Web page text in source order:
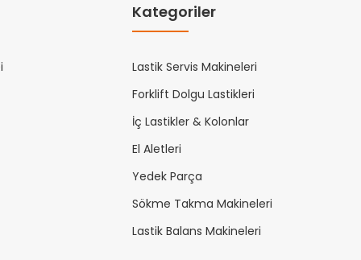
Kategoriler
Lastik Servis Makineleri
Forklift Dolgu Lastikleri
İç Lastikler & Kolonlar
El Aletleri
Yedek Parça
Sökme Takma Makineleri
Lastik Balans Makineleri